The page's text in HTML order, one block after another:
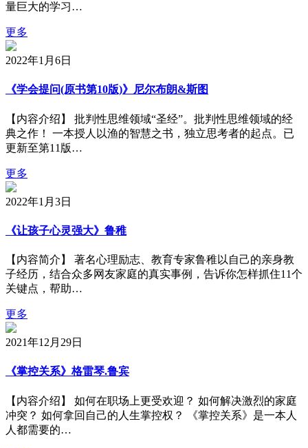
量巨大的学习…
更多
2022年1月6日
《学会提问(原书第10版)》尼尔布朗&斯图
【内容介绍】 批判性思维领域“圣经”。批判性思维领域的经
典之作！ 一本授人以渔的智慧之书，独立思考者的起点。已
更新至第11版…
更多
2022年1月3日
《让孩子心灵强大》鲁稚
【内容简介】 著名心理励志、教育专家鲁稚以自己的亲身教
子经历，结合众多网友家庭的真实事例，告诉你怎样抓住11个
关键点，帮助…
更多
2021年12月29日
《掌控关系》格雷琴.鲁宾
【内容介绍】 如何在职场上更受欢迎？ 如何解决激烈的家庭
冲突？ 如何拿回自己的人生掌控权？ 《掌控关系》是一本人
人都需要的…